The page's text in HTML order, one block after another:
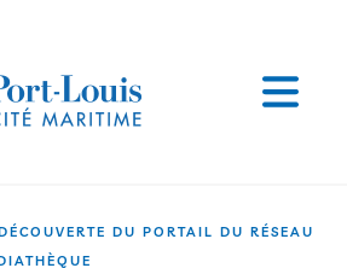
DU PORTAIL DU RÉSEAU